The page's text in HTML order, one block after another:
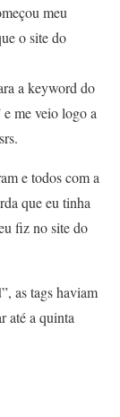
meu
o site do
a keyword do
e me veio logo a
e todos com a
que eu tinha
fiz no site do
”, as tags haviam
até a quinta